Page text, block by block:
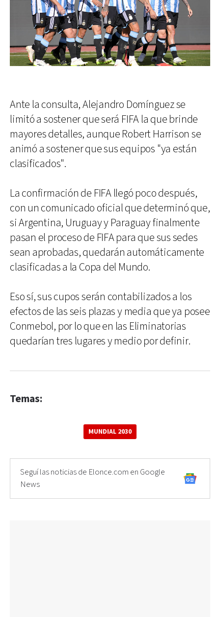
Ante la consulta, Alejandro Domínguez se
limitó a sostener que será FIFA la que brinde
mayores detalles, aunque Robert Harrison se
animó a sostener que sus equipos "ya están
clasificados".
La confirmación de FIFA llegó poco después,
con un comunicado oficial que determinó que,
si Argentina, Uruguay y Paraguay finalmente
pasan el proceso de FIFA para que sus sedes
sean aprobadas, quedarán automáticamente
clasificadas a la Copa del Mundo.
Eso sí, sus cupos serán contabilizados a los
efectos de las seis plazas y media que ya posee
Conmebol, por lo que en las Eliminatorias
quedarían tres lugares y medio por definir.
Temas:
MUNDIAL 2030
Seguí las noticias de Elonce.com en Google
News